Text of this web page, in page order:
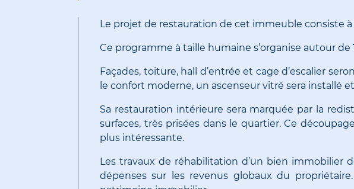
Le projet de restauration de cet immeuble consiste
Ce programme à taille humaine s’organise autour de
Façades, toiture, hall d’entrée et cage d’escalier
le confort moderne, un ascenseur vitré sera installé
Sa restauration intérieure sera marquée par la
surfaces, très prisées dans le quartier. Ce
plus intéressante.
Les travaux de réhabilitation d’un bien immobilier
dépenses sur les revenus globaux du